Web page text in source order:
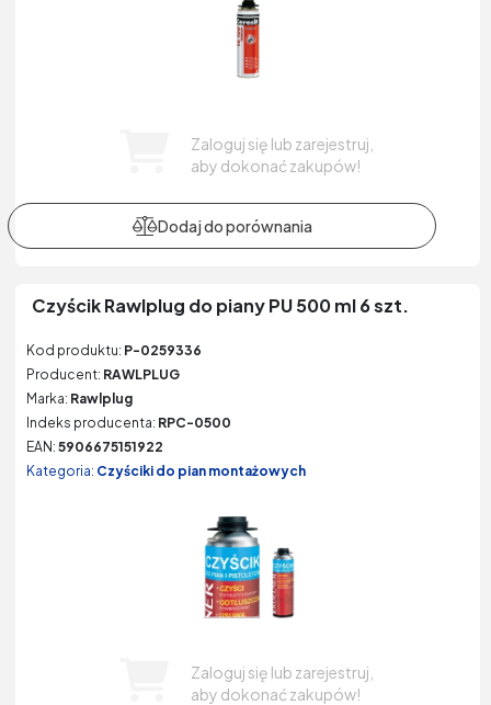
Zaloguj się lub zarejestruj,
aby dokonać zakupów!
Czyścik Rawlplug do piany PU 500 ml 6 szt.
Kod produktu: P-0259336
Producent: RAWLPLUG
Marka: Rawlplug
Indeks producenta: RPC-0500
EAN: 5906675151922
Kategoria: Czyściki do pian montażowych
Zaloguj się lub zarejestruj,
aby dokonać zakupów!